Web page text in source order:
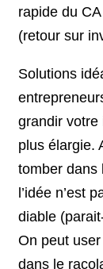
rapide du
(retour sur
Solutions
grandir votre
plus élargie.
tomber dans
l’idée n’est
diable
On peut
dans le